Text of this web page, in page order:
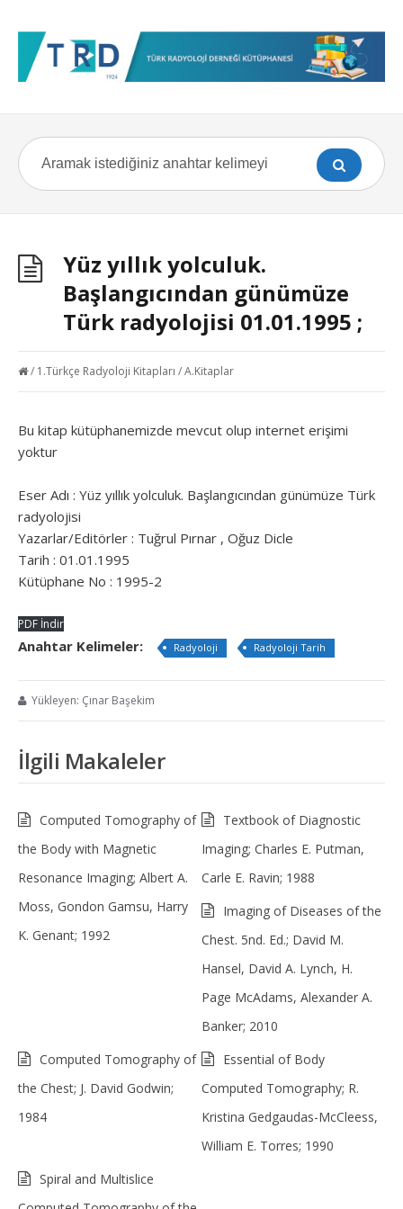
Yüz yıllık yolculuk.
Başlangıcından günümüze
Türk radyolojisi 01.01.1995 ;
/ 1.Türkçe Radyoloji Kitapları /A.Kitaplar
Bu kitap kütüphanemizde mevcut olup internet erişimi
yoktur
Eser Adı : Yüz yıllık yolculuk. Başlangıcından günümüze Türk
radyolojisi
Yazarlar/Editörler : Tuğrul Pırnar , Oğuz Dicle
Tarih : 01.01.1995
Kütüphane No : 1995-2
PDF İndir
Anahtar Kelimeler: Radyoloji Radyoloji Tarih
Yükleyen: Çınar Başekim
İlgili Makaleler
Computed Tomography of
the Body with Magnetic
Resonance Imaging; Albert A.
Moss, Gondon Gamsu, Harry
K. Genant; 1992
Textbook of Diagnostic
Imaging; Charles E. Putman,
Carle E. Ravin; 1988
Imaging of Diseases of the
Chest. 5nd. Ed.; David M.
Hansel, David A. Lynch, H.
Page McAdams, Alexander A.
Banker; 2010
Computed Tomography of
the Chest; J. David Godwin;
1984
Essential of Body
Computed Tomography; R.
Kristina Gedgaudas-McCleess,
William E. Torres; 1990
Spiral and Multislice